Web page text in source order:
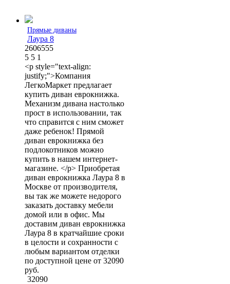
Прямые диваны
Лаура 8
2606555
5 5 1
<p style="text-align:
justify;">Компания
ЛегкоМаркет предлагает
купить диван еврокнижка.
Механизм дивана настолько
прост в использовании, так
что справится с ним сможет
даже ребенок! Прямой
диван еврокнижка без
подлокотников можно
купить в нашем интернет-
магазине. </p> Приобретая
диван еврокнижка Лаура 8 в
Москве от производителя,
вы так же можете недорого
заказать доставку мебели
домой или в офис. Мы
доставим диван еврокнижка
Лаура 8 в кратчайшие сроки
в целости и сохранности с
любым вариантом отделки
по доступной цене от 32090
руб.
32090